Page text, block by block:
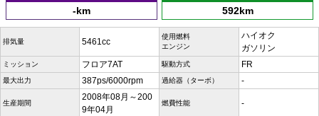
-km 592km
排気量 5461cc
使用燃料
エンジン
ハイオク
ガソリン
ミッション フロア7AT 駆動方式 FR
最大出力 387ps/6000rpm 過給器（ターボ） -
生産期間
2008年08月～200
9年04月
燃費性能 -